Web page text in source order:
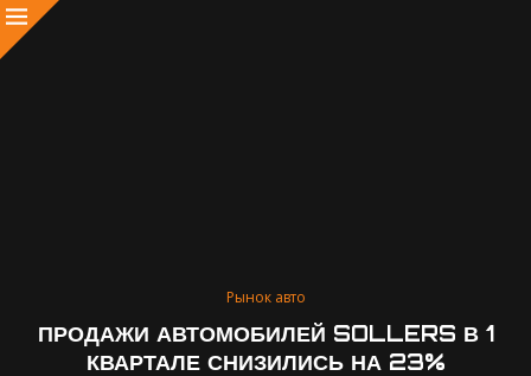
Рынок авто
ПРОДАЖИ АВТОМОБИЛЕЙ SOLLERS В 1
КВАРТАЛЕ СНИЗИЛИСЬ НА 23%